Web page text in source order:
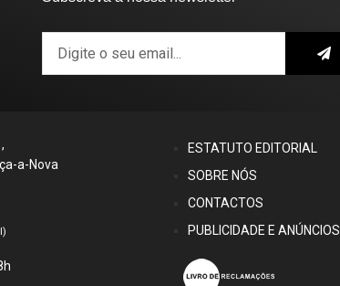
a-Nova
ESTATUTO EDITORIAL
SOBRE NÓS
CONTACTOS
PUBLICIDADE E ANÚNCIOS